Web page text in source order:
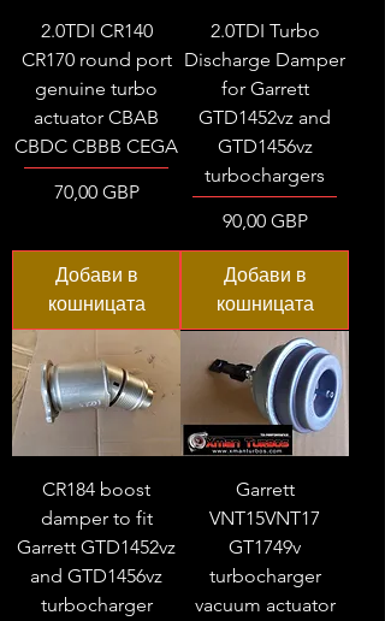
2.0TDI CR140
CR170 round port
genuine turbo
actuator CBAB
CBDC CBBB CEGA
Цена
70,00 GBP
Добави в
кошницата
2.0TDI Turbo
Discharge Damper
for Garrett
GTD1452vz and
GTD1456vz
turbochargers
Цена
90,00 GBP
Добави в
кошницата
CR184 boost
damper to fit
Garrett GTD1452vz
and GTD1456vz
turbocharger
Garrett
VNT15VNT17
GT1749v
turbocharger
vacuum actuator